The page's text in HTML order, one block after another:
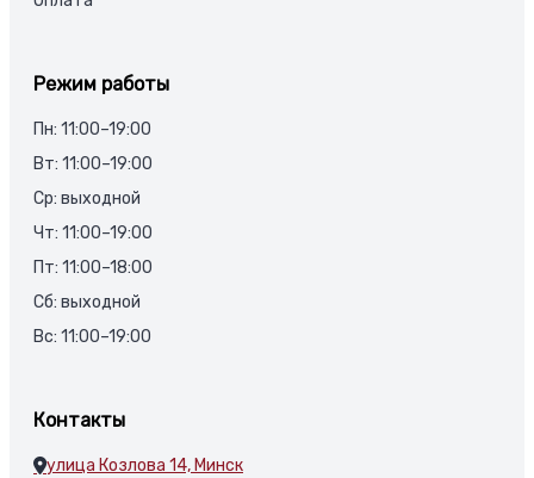
Режим работы
Пн: 11:00–19:00
Вт: 11:00–19:00
Ср: выходной
Чт: 11:00–19:00
Пт: 11:00–18:00
Сб: выходной
Вс: 11:00–19:00
Контакты
улица Козлова 14, Минск